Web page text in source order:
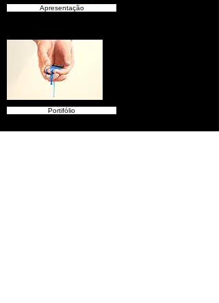
Apresentação
Portifólio